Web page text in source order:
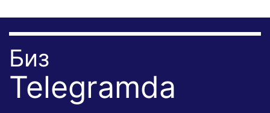
Биз
Telegramda